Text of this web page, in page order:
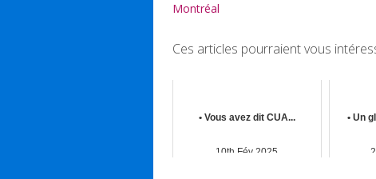
Montréal
Ces articles pourraient vous
• Vous avez dit CUA...
10th Fév 2025
• Un